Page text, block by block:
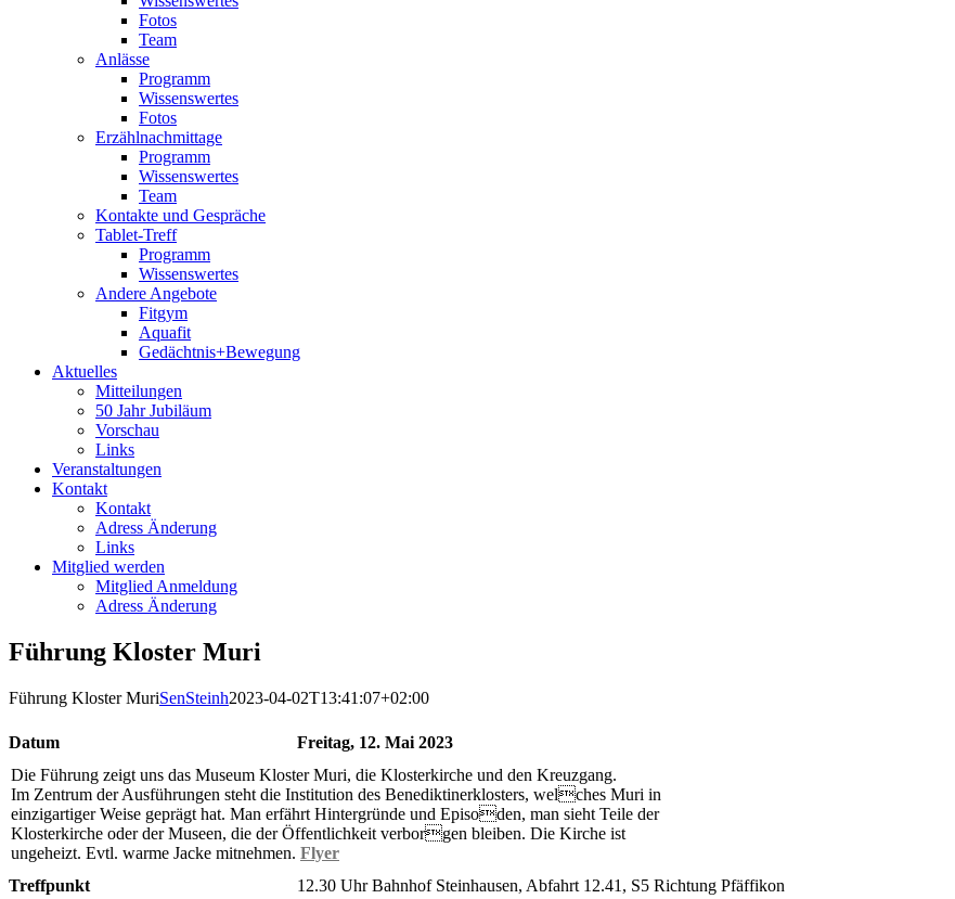
Fotos
Team
Anlässe
Programm
Wissenswertes
Fotos
Erzählnachmittage
Programm
Wissenswertes
Team
Kontakte und Gespräche
Tablet-Treff
Programm
Wissenswertes
Andere Angebote
Fitgym
Aquafit
Gedächtnis+Bewegung
Aktuelles
Mitteilungen
50 Jahr Jubiläum
Vorschau
Links
Veranstaltungen
Kontakt
Kontakt
Adress Änderung
Links
Mitglied werden
Mitglied Anmeldung
Adress Änderung
Führung Kloster Muri
Führung Kloster MuriSenSteinh2023-04-02T13:41:07+02:00
Datum
Freitag, 12. Mai 2023
Die Führung zeigt uns das Museum Kloster Muri, die Klosterkirche und den Kreuzgang.
Im Zentrum der Ausführungen steht die Institution des Benediktinerklosters, welches Muri in
einzigartiger Weise geprägt hat. Man erfährt Hintergründe und Episoden, man sieht Teile der
Klosterkirche oder der Museen, die der Öffentlichkeit verborgen bleiben. Die Kirche ist
ungeheizt. Evtl. warme Jacke mitnehmen. Flyer
Treffpunkt
12.30 Uhr Bahnhof Steinhausen, Abfahrt 12.41, S5 Richtung Pfäffikon